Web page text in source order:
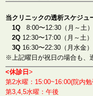
当クリニックの透析スケジュ
1Q8:00〜12:30（月～土）
2Q12:30〜17:00（月～土）
3Q16:30〜22:30（月水金）
※上記曜日が祝日の場合も、
<休診日 >
第2水曜：15:00~16:00(院内
第3,4,5水曜：午後